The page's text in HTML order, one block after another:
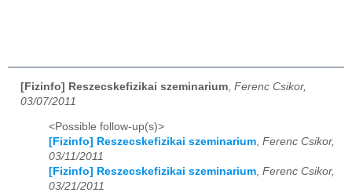
[Fizinfo] Reszecskefizikai szeminarium Ferenc Csikor,
03/07/2011
<Possible follow-up(s)>
[Fizinfo] Reszecskefizikai szeminarium, Ferenc Csikor,
03/11/2011
[Fizinfo] Reszecskefizikai szeminarium, Ferenc Csikor,
03/21/2011